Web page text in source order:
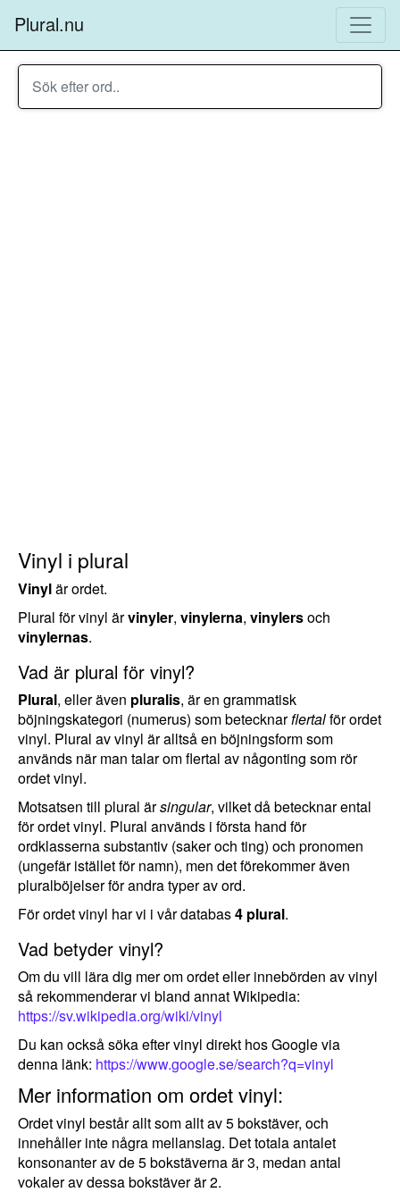
Plural.nu
Vinyl i plural
Vinylär ordet.
Plural för vinyl ärvinyler, vinylerna, vinylersoch
vinylernas.
Vad är plural för vinyl?
Plural, eller även pluralis, är en grammatisk
böjningskategori (numerus) som betecknarflertalför ordet
vinyl. Plural av vinyl är alltså en böjningsform som
används när man talar om flertal av någonting som rör
ordet vinyl.
Motsatsen till plural ärsingular, vilket då betecknar ental
för ordet vinyl. Plural används i första hand för
ordklasserna substantiv (saker och ting) och pronomen
(ungefär istället för namn), men det förekommer även
pluralböjelser för andra typer av ord.
För ordet vinyl har vi i vår databas4 plural.
Vad betyder vinyl?
Om du vill lära dig mer om ordet eller innebörden av vinyl
så rekommenderar vi bland annat Wikipedia:
https://sv.wikipedia.org/wiki/vinyl
Du kan också söka efter vinyl direkt hos Google via
denna länk: https://www.google.se/search?q=vinyl
Mer information om ordet vinyl:
Ordet vinyl består allt som allt av 5 bokstäver, och
innehåller inte några mellanslag. Det totala antalet
konsonanter av de 5 bokstäverna är 3, medan antal
vokaler av dessa bokstäver är 2.